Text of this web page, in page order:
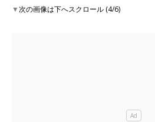
▼次の画像は下へスクロール (4/6)